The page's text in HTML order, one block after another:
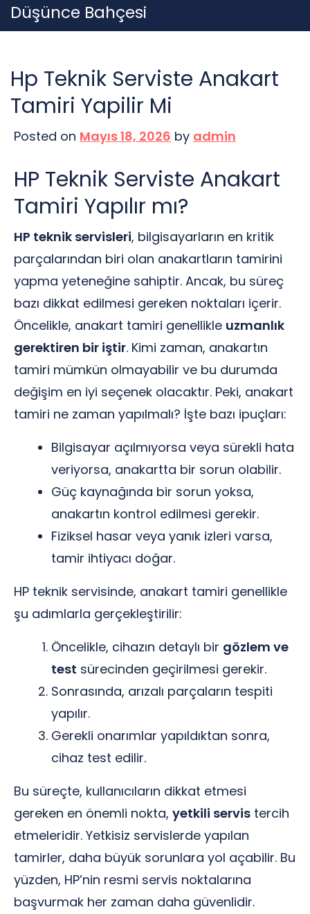
Skip
to
Düşünce Bahçesi
Hp Teknik Serviste Anakart
Tamiri Yapilir Mi
Posted on Mayıs 18, 2026 by admin
HP Teknik Serviste Anakart
Tamiri Yapılır mı?
HP teknik servisleri, bilgisayarların en kritik
parçalarından biri olan anakartların tamirini
yapma yeteneğine sahiptir. Ancak, bu süreç
bazı dikkat edilmesi gereken noktaları içerir.
Öncelikle, anakart tamiri genellikle uzmanlık
gerektiren bir iştir. Kimi zaman, anakartın
tamiri mümkün olmayabilir ve bu durumda
değişim en iyi seçenek olacaktır. Peki, anakart
tamiri ne zaman yapılmalı? İşte bazı ipuçları:
Bilgisayar açılmıyorsa veya sürekli hata
veriyorsa, anakartta bir sorun olabilir.
Güç kaynağında bir sorun yoksa,
anakartın kontrol edilmesi gerekir.
Fiziksel hasar veya yanık izleri varsa,
tamir ihtiyacı doğar.
HP teknik servisinde, anakart tamiri genellikle
şu adımlarla gerçekleştirilir:
Öncelikle, cihazın detaylı bir gözlem ve
test sürecinden geçirilmesi gerekir.
Sonrasında, arızalı parçaların tespiti
yapılır.
Gerekli onarımlar yapıldıktan sonra,
cihaz test edilir.
Bu süreçte, kullanıcıların dikkat etmesi
gereken en önemli nokta, yetkili servis tercih
etmeleridir. Yetkisiz servislerde yapılan
tamirler, daha büyük sorunlara yol açabilir. Bu
yüzden, HP’nin resmi servis noktalarına
başvurmak her zaman daha güvenlidir.